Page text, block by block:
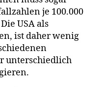
je 100.000
USA als
ist daher wenig
unterschiedlich